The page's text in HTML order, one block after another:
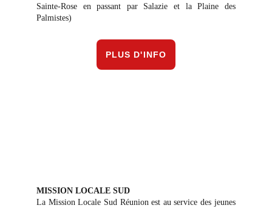
Sainte-Rose en passant par Salazie et la Plaine des
Palmistes)
MISSION LOCALE SUD
La Mission Locale Sud Réunion est au service des jeunes
PLUS D'INFO